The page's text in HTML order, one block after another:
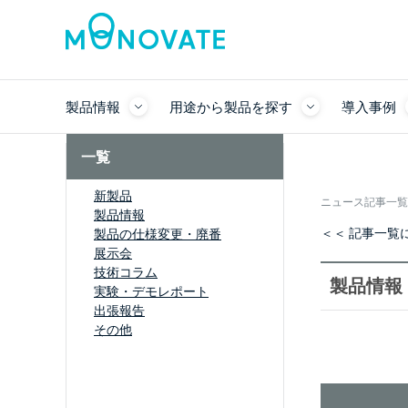
製品情報 用途から製品を探す 導入事例
一覧
新製品
製品情報
製品の仕様変更・廃番
展示会
技術コラム
実験・デモレポート
出張報告
その他
ニュース記事一覧
＜＜ 記事一覧
製品情報